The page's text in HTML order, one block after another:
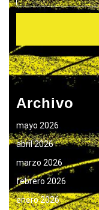
Archivo
mayo 2026
abril 2026
marzo 2026
febrero 2026
enero 2026